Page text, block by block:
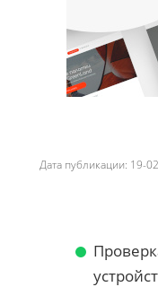
Дата публикации: